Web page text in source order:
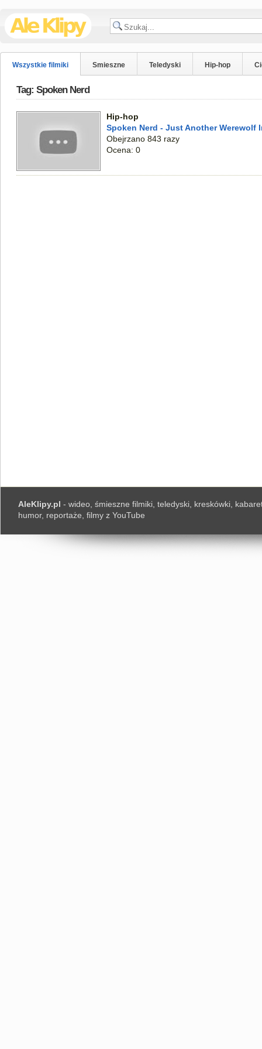
Wszystkie filmiki Smieszne Teledyski Hip-hop
Tag: Spoken Nerd
Hip-hop
Spoken Nerd - Just Another Werewolf
Obejrzano 843 razy
Ocena: 0
AleKlipy.pl - wideo, śmieszne filmiki, teledyski, kreskówki,
humor, reportaże, filmy z YouTube